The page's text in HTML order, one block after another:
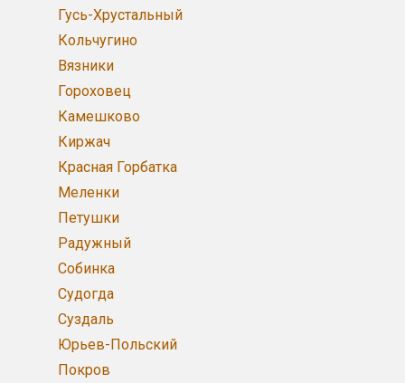
Гусь-Хрустальный
Кольчугино
Вязники
Гороховец
Камешково
Киржач
Красная Горбатка
Меленки
Петушки
Радужный
Собинка
Судогда
Суздаль
Юрьев-Польский
Покров